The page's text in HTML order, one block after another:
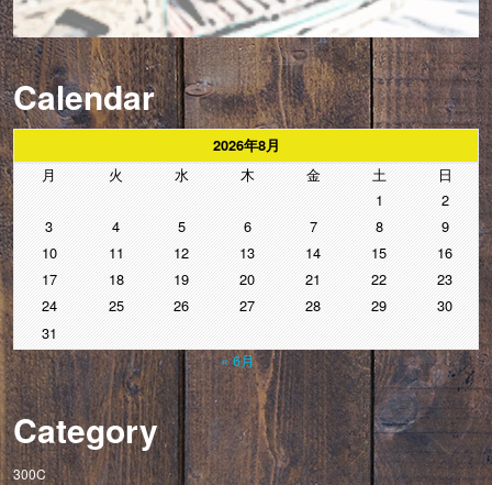
Calendar
2026年8月
月 火 水 木 金 土
日
1
2
3
4 5 6 7 8
9
10
11 12 13 14 15
16
17
18 19 20 21 22
23
24
25 26 27 28 29
30
31
« 6月
Category
300C